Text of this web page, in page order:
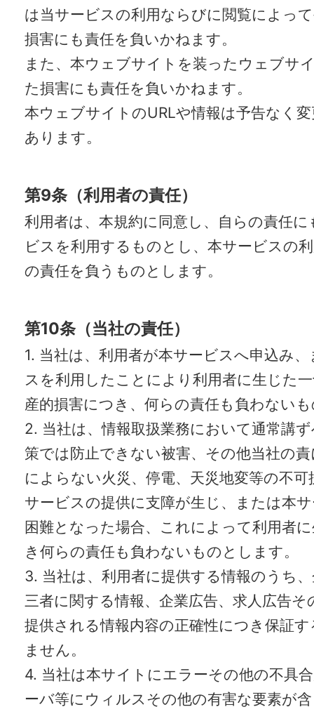
は当サービスの利用ならびに閲覧によっ
損害にも責任を負いかねます。
また、本ウェブサイトを装ったウェブサ
た損害にも責任を負いかねます。
本ウェブサイトのURLや情報は予告なく
あります。
第9条（利用者の責任）
利用者は、本規約に同意し、自らの責任
ビスを利用するものとし、本サービスの
の責任を負うものとします。
第10条（当社の責任）
1. 当社は、利用者が本サービスへ申込み
スを利用したことにより利用者に生じた
産的損害につき、何らの責任も負わない
2. 当社は、情報取扱業務において通常講
策では防止できない被害、その他当社の
によらない火災、停電、天災地変等の不
サービスの提供に支障が生じ、または本
困難となった場合、これによって利用者
き何らの責任も負わないものとします。
3. 当社は、利用者に提供する情報のうち
三者に関する情報、企業広告、求人広告そ
提供される情報内容の正確性につき保証
ません。
4. 当社は本サイトにエラーその他の不具
ーバ等にウィルスその他の有害な要素が